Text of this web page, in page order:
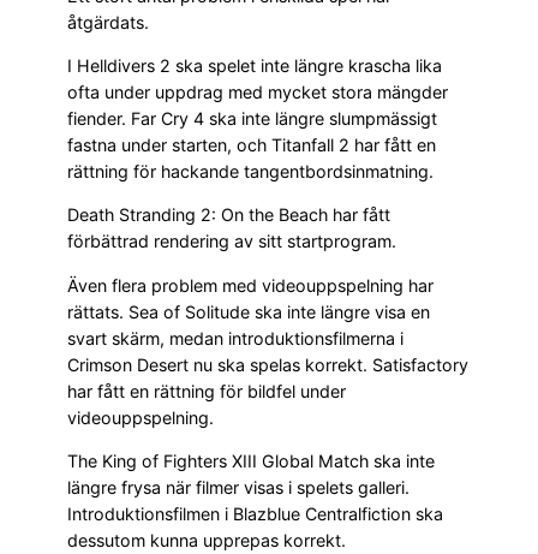
åtgärdats.
I Helldivers 2 ska spelet inte längre krascha lika
ofta under uppdrag med mycket stora mängder
fiender. Far Cry 4 ska inte längre slumpmässigt
fastna under starten, och Titanfall 2 har fått en
rättning för hackande tangentbordsinmatning.
Death Stranding 2: On the Beach har fått
förbättrad rendering av sitt startprogram.
Även flera problem med videouppspelning har
rättats. Sea of Solitude ska inte längre visa en
svart skärm, medan introduktionsfilmerna i
Crimson Desert nu ska spelas korrekt. Satisfactory
har fått en rättning för bildfel under
videouppspelning.
The King of Fighters XIII Global Match ska inte
längre frysa när filmer visas i spelets galleri.
Introduktionsfilmen i Blazblue Centralfiction ska
dessutom kunna upprepas korrekt.